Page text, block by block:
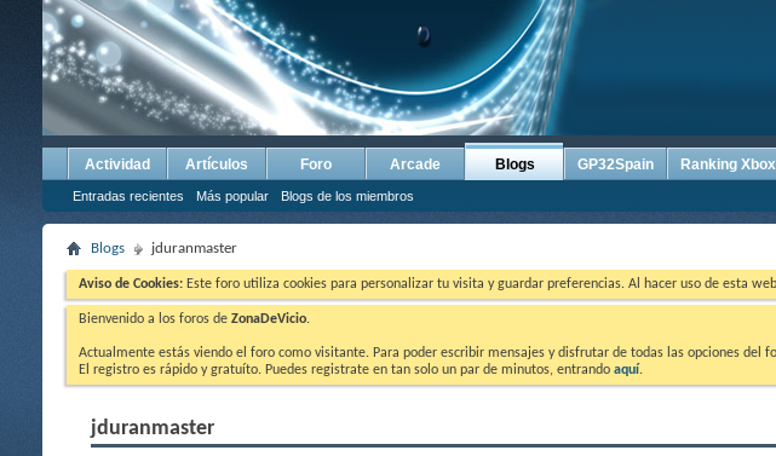
Actividad Artículos Foro Arcade Blogs
Entradas recientes Más popular Blogs de los miembros
GP32Spain Ranking
Blogs jduranmaster
Aviso de Cookies: Este foro utiliza cookies para personalizar tu visita y guardar preferencias. Al hacer uso de esta
Bienvenido a los foros de ZonaDeVicio.
Actualmente estás viendo el foro como visitante. Para poder escribir mensajes y disfrutar de todas las opciones del
El registro es rápido y gratuíto. Puedes registrate en tan solo un par de minutos, entrando aquí.
jduranmaster